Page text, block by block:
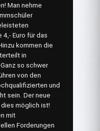
Man nehme
Euro für das
kommen die
in
so schwer
von den
und
sein. Der neue
möglich ist!
mit
Forderungen